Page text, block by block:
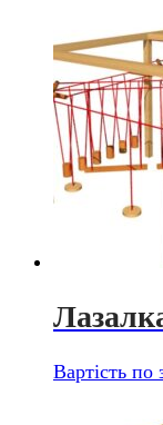
Вартість по